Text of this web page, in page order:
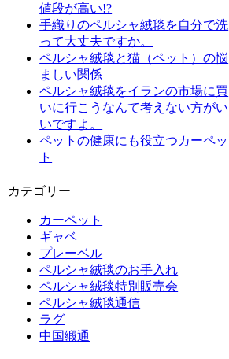
値段が高い!?
手織りのペルシャ絨毯を自分で洗
って大丈夫ですか。
ペルシャ絨毯と猫（ペット）の悩
ましい関係
ペルシャ絨毯をイランの市場に買
いに行こうなんて考えない方がい
いですよ。
ペットの健康にも役立つカーペッ
ト
カテゴリー
カーペット
ギャベ
プレーベル
ペルシャ絨毯のお手入れ
ペルシャ絨毯特別販売会
ペルシャ絨毯通信
ラグ
中国緞通